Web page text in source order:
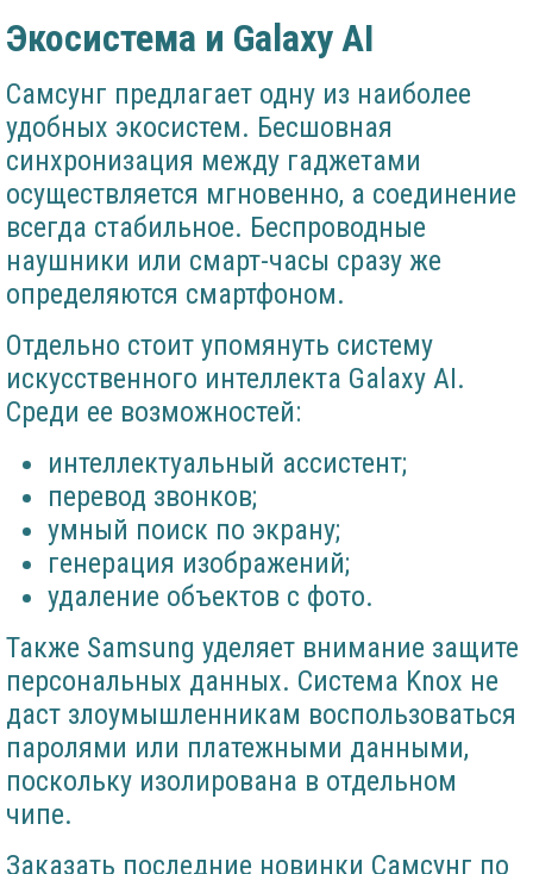
Экосистема и Galaxy AI
Самсунг предлагает одну из наиболее
удобных экосистем. Бесшовная
синхронизация между гаджетами
осуществляется мгновенно, а соединение
всегда стабильное. Беспроводные
наушники или смарт-часы сразу же
определяются смартфоном.
Отдельно стоит упомянуть систему
искусственного интеллекта Galaxy AI.
Среди ее возможностей:
интеллектуальный ассистент;
перевод звонков;
умный поиск по экрану;
генерация изображений;
удаление объектов с фото.
Также Samsung уделяет внимание защите
персональных данных. Система Knox не
даст злоумышленникам воспользоваться
паролями или платежными данными,
поскольку изолирована в отдельном
чипе.
Заказать последние новинки Самсунг по